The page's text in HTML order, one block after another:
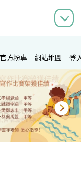
官方粉專 網站地圖 登